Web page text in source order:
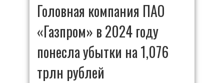
Головная компания ПАО
«Газпром» в 2024 году
понесла убытки на 1,076
трлн рублей